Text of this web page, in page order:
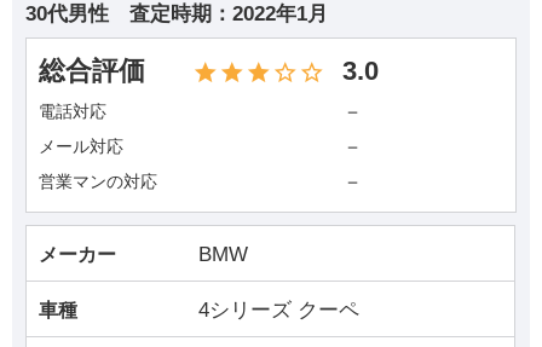
30代男性 査定時期： 2022年1月
総合評価 3.0
電話対応 －
メール対応 －
営業マンの対応 －
メーカー BMW
車種 4シリーズ クーペ